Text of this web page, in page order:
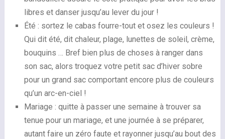
libres et danser jusqu’au lever du jour !
Été : sortez le cabas fourre-tout et osez les couleurs !
Qui dit été, dit chaleur, plage, lunettes de soleil, crème,
bouquins … Bref bien plus de choses à ranger dans
son sac, alors troquez votre petit sac d’hiver sobre
pour un grand sac comportant encore plus de couleurs
qu’un arc-en-ciel !
Mariage : quitte à passer une semaine à trouver sa
tenue pour un mariage, et une journée à se préparer,
autant faire un zéro faute et rayonner jusqu’au bout des